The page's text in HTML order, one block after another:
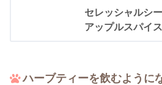
セレッシャルシ
アップルスパイ
ハーブティーを飲むように